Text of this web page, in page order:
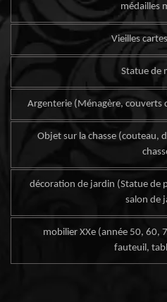
médailles
Vieilles
Statue de
Argenterie (Ménagère, couverts
Objet sur la chasse (couteau,
décoration de jardin (Statue de
salon de
mobilier XXe (année 50, 60,
fauteuil,